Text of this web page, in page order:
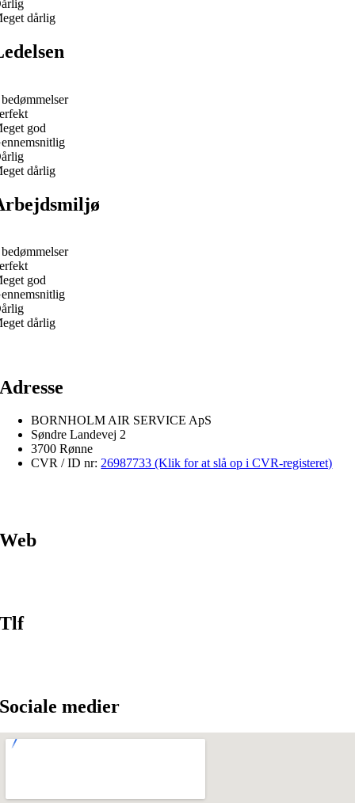
dårlig
god
dårlig
god
dårlig
Adresse
BORNHOLM AIR SERVICE ApS
Søndre Landevej 2
3700 Rønne
CVR / ID nr: 26987733 (Klik for at slå op i CVR-registeret)
Web
Tlf
Sociale medier